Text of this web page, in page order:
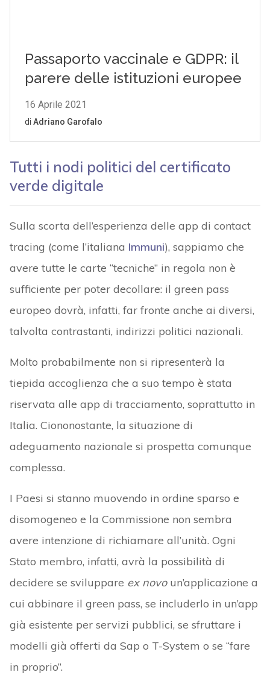
Tutti i nodi politici del certificato
verde digitale
Sulla scorta dell’esperienza delle app di contact
tracing (come l’italiana Immuni), sappiamo che
avere tutte le carte “tecniche” in regola non è
sufficiente per poter decollare: il green pass
europeo dovrà, infatti, far fronte anche ai diversi,
talvolta contrastanti, indirizzi politici nazionali.
Molto probabilmente non si ripresenterà la
tiepida accoglienza che a suo tempo è stata
riservata alle app di tracciamento, soprattutto in
Italia. Ciononostante, la situazione di
adeguamento nazionale si prospetta comunque
complessa.
I Paesi si stanno muovendo in ordine sparso e
disomogeneo e la Commissione non sembra
avere intenzione di richiamare all’unità. Ogni
Stato membro, infatti, avrà la possibilità di
decidere se sviluppare ex novoun’applicazione a
cui abbinare il green pass, se includerlo in un’app
già esistente per servizi pubblici, se sfruttare i
modelli già offerti da Sap o T-System o se “fare
in proprio”.